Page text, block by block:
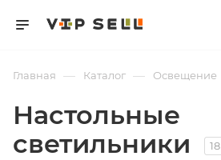
Главная — Каталог — Освещение
Настольные
светильники
18